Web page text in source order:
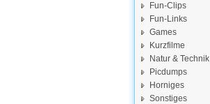
Fun-Clips
Fun-Links
Games
Kurzfilme
Natur & Technik
Picdumps
Horniges
Sonstiges